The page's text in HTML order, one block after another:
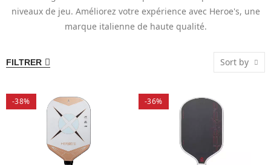
niveaux de jeu. Améliorez votre expérience avec Heroe's, une
marque italienne de haute qualité.
FILTRER Sort by
-38% -36%